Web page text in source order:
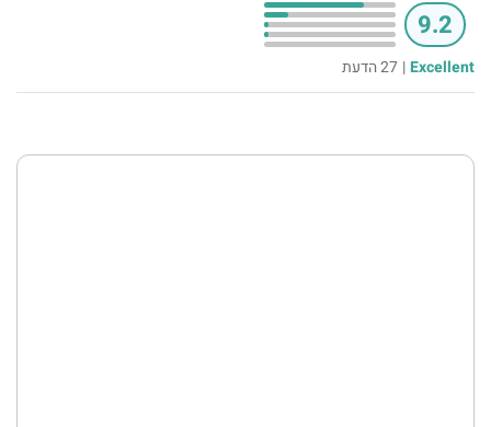
9.2
Excellent
| 27 הדעת